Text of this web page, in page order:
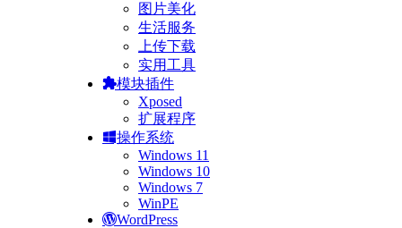
图片美化
生活服务
上传下载
实用工具
模块插件
Xposed
扩展程序
操作系统
Windows 11
Windows 10
Windows 7
WinPE
WordPress